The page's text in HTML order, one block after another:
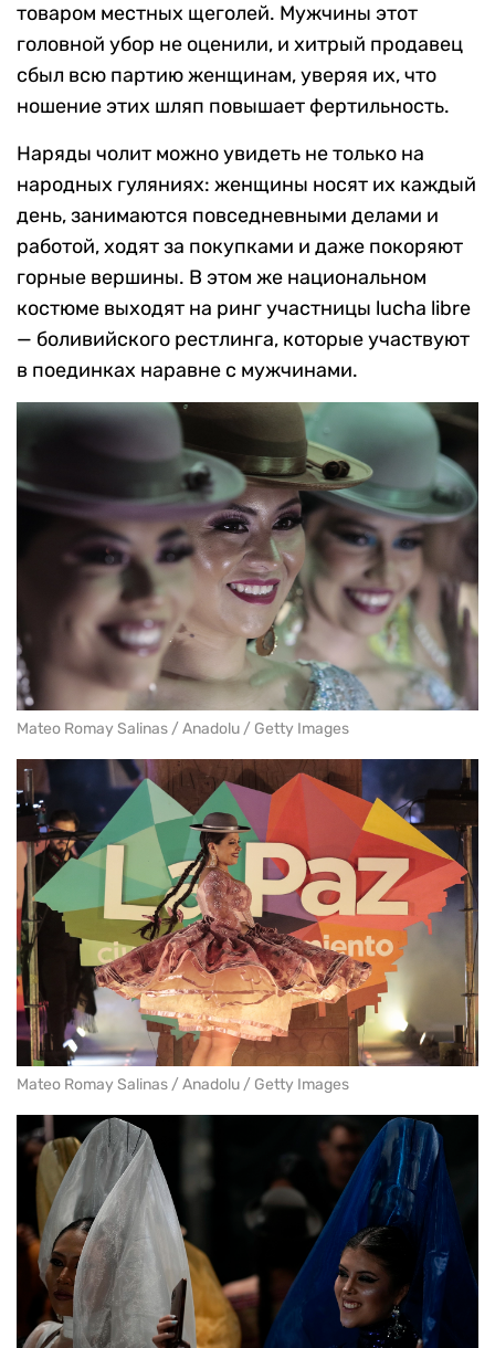
товаром местных щеголей. Мужчины этот
головной убор не оценили, и хитрый продавец
сбыл всю партию женщинам, уверяя их, что
ношение этих шляп повышает фертильность.
Наряды чолит можно увидеть не только на
народных гуляниях: женщины носят их каждый
день, занимаются повседневными делами и
работой, ходят за покупками и даже покоряют
горные вершины. В этом же национальном
костюме выходят на ринг участницы lucha libre
— боливийского рестлинга, которые участвуют
в поединках наравне с мужчинами.
Mateo Romay Salinas / Anadolu / Getty Images
Mateo Romay Salinas / Anadolu / Getty Images